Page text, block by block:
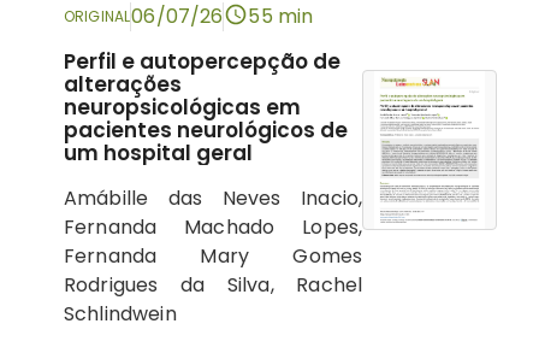
ORIGINAL06/07/26 55 min
Perfil e autopercepção de
alterações
neuropsicológicas em
pacientes neurológicos de
um hospital geral
Amábille das Neves Inacio,
Fernanda Machado Lopes,
Fernanda Mary Gomes
Rodrigues da Silva, Rachel
Schlindwein